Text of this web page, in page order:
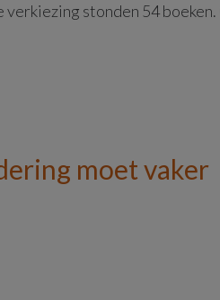
verkiezing stonden 54
moet vaker